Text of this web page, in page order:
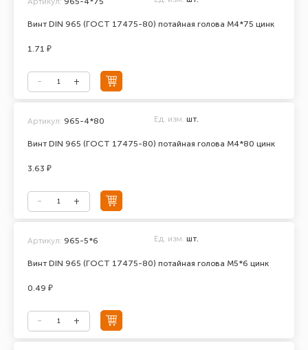
Винт DIN 965 (ГОСТ 17475-80) потайная голова М4*75 цинк
1.71 ₽
Винт DIN 965 (ГОСТ 17475-80) потайная голова М4*80 цинк
Артикул: 965-4*80 Ед. изм. шт.
3.63 ₽
Винт DIN 965 (ГОСТ 17475-80) потайная голова М5*6 цинк
Артикул: 965-5*6 Ед. изм. шт.
0.49 ₽